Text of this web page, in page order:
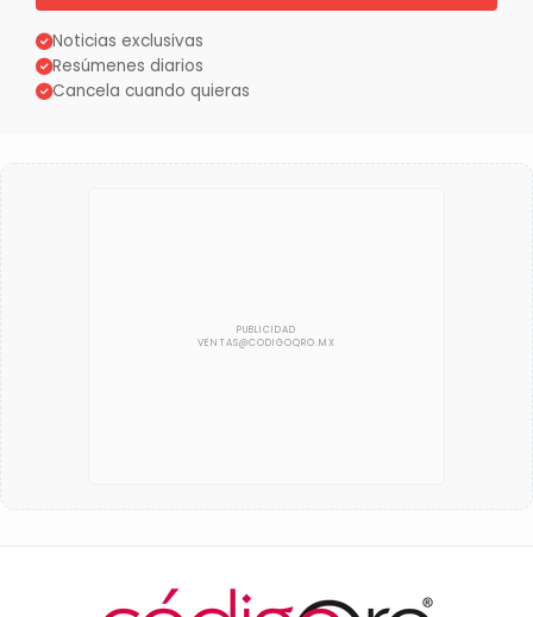
Noticias exclusivas
Resúmenes diarios
Cancela cuando quieras